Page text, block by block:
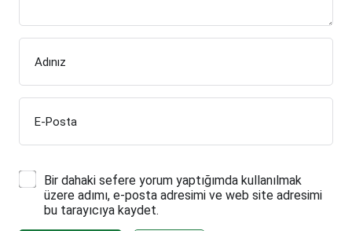
Adınız
E-Posta
Bir dahaki sefere yorum yaptığımda kullanılmak
üzere adımı, e-posta adresimi ve web site adresimi
bu tarayıcıya kaydet.